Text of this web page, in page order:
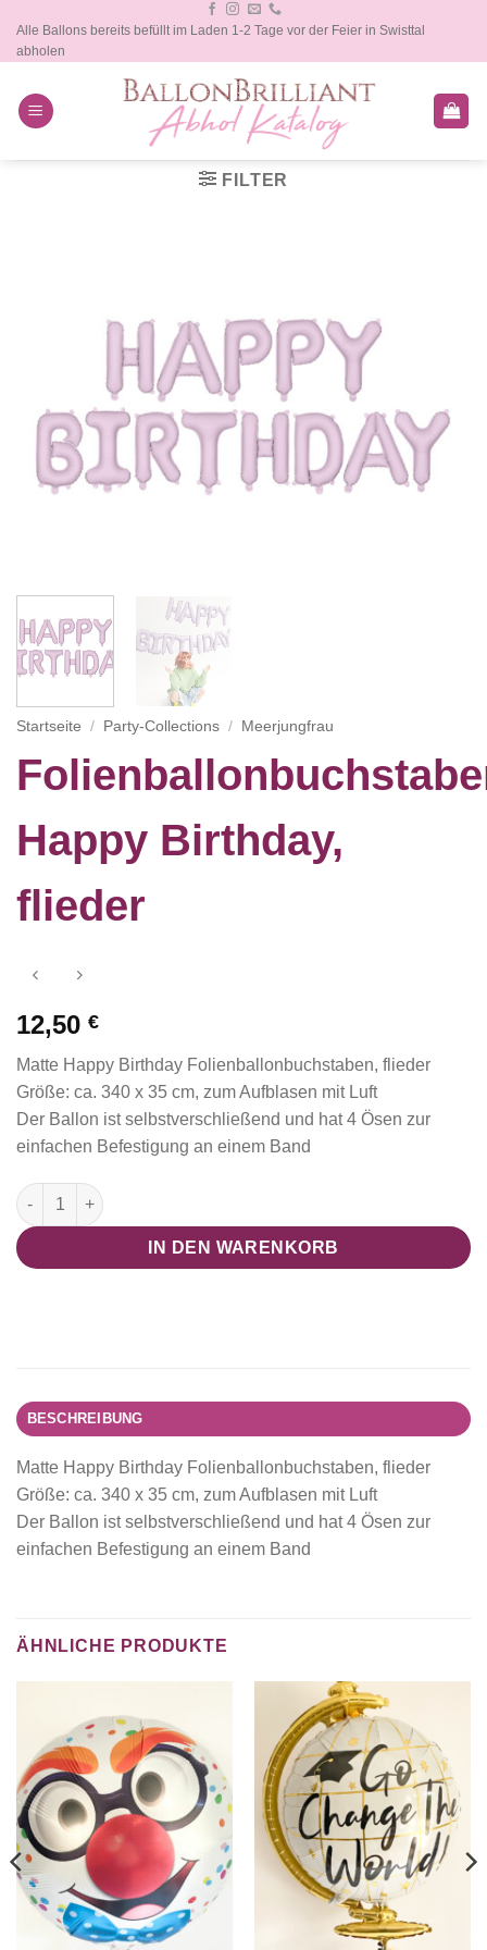
Inhalt
springen
Alle Ballons bereits befüllt im Laden 1-2 Tage vor der Feier in Swisttal
abholen
FILTER
Startseite / Party-Collections / Meerjungfrau
Happy Birthday,
flieder
12,50 €
Matte Happy Birthday Folienballonbuchstaben, flieder
Größe: ca. 340 x 35 cm, zum Aufblasen mit Luft
Der Ballon ist selbstverschließend und hat 4 Ösen zur
einfachen Befestigung an einem Band
Folienballonbuchstaben Happy Birthday, flieder Menge
IN DEN WARENKORB
BESCHREIBUNG
Matte Happy Birthday Folienballonbuchstaben, flieder
Größe: ca. 340 x 35 cm, zum Aufblasen mit Luft
Der Ballon ist selbstverschließend und hat 4 Ösen zur
einfachen Befestigung an einem Band
ÄHNLICHE PRODUKTE